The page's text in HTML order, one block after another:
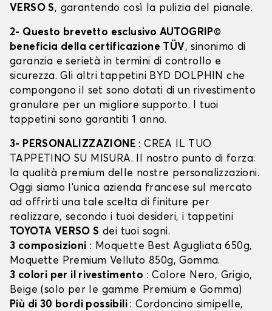
VERSO S, garantendo così la pulizia del pianale.
2- Questo brevetto esclusivo AUTOGRIP©
beneficia della certificazione TÜV, sinonimo di
garanzia e serietà in termini di controllo e
sicurezza. Gli altri tappetini BYD DOLPHIN che
compongono il set sono dotati di un rivestimento
granulare per un migliore supporto. I tuoi
tappetini sono garantiti 1 anno.
3- PERSONALIZZAZIONE: CREA IL TUO
TAPPETINO SU MISURA. Il nostro punto di forza:
la qualità premium delle nostre personalizzazioni.
Oggi siamo l’unica azienda francese sul mercato
ad offrirti una tale scelta di finiture per
realizzare, secondo i tuoi desideri, i tappetini
TOYOTA VERSO S dei tuoi sogni.
3 composizioni : Moquette Best Agugliata 650g,
Moquette Premium Velluto 850g, Gomma.
3 colori per il rivestimento : Colore Nero, Grigio,
Beige (solo per le gamme Premium e Gomma)
Più di 30 bordi possibili: Cordoncino simipelle,